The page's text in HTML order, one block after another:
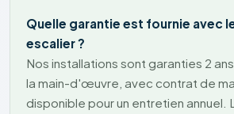
Quelle garantie est fournie avec
escalier ?
Nos installations sont garanties 2
la main-d'œuvre, avec contrat de
disponible pour un entretien annuel.